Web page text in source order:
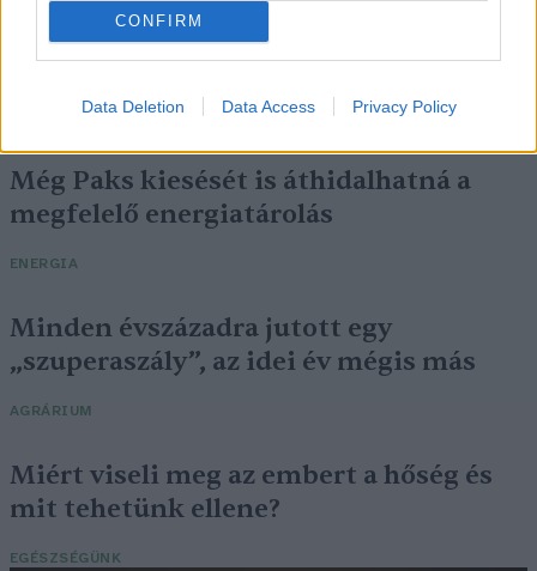
CONFIRM
Data Deletion Data Access Privacy Policy
Még Paks kiesését is áthidalhatná a
megfelelő energiatárolás
ENERGIA
Minden évszázadra jutott egy
„szuperaszály”, az idei év mégis más
AGRÁRIUM
Miért viseli meg az embert a hőség és
mit tehetünk ellene?
EGÉSZSÉGÜNK